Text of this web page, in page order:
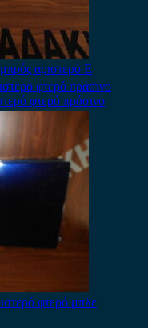
αριστερό Ε
φτερό πράσινο
φτερό μπλε